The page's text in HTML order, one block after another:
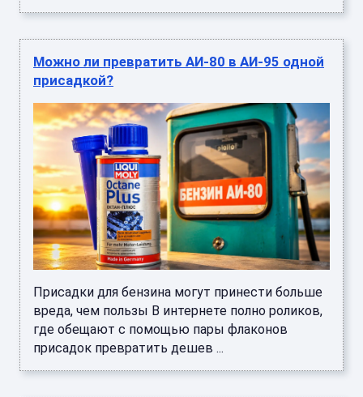
Можно ли превратить АИ-80 в АИ-95 одной
присадкой?
Присадки для бензина могут принести больше
вреда, чем пользы В интернете полно роликов,
где обещают с помощью пары флаконов
присадок превратить дешев ...